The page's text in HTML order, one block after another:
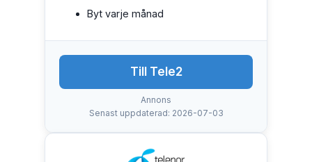
Byt varje månad
Till Tele2
Annons
Senast uppdaterad: 2026-07-03